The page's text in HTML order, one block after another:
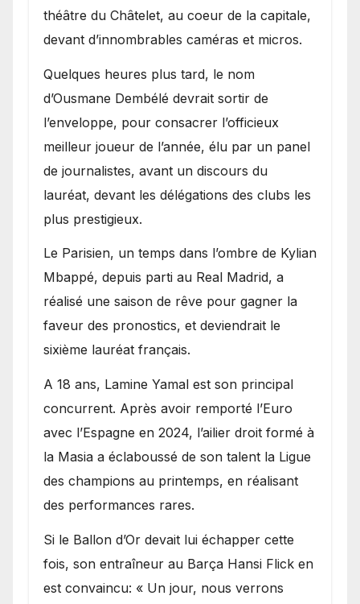
théâtre du Châtelet, au coeur de la capitale,
devant d’innombrables caméras et micros.
Quelques heures plus tard, le nom
d’Ousmane Dembélé devrait sortir de
l’enveloppe, pour consacrer l’officieux
meilleur joueur de l’année, élu par un panel
de journalistes, avant un discours du
lauréat, devant les délégations des clubs les
plus prestigieux.
Le Parisien, un temps dans l’ombre de Kylian
Mbappé, depuis parti au Real Madrid, a
réalisé une saison de rêve pour gagner la
faveur des pronostics, et deviendrait le
sixième lauréat français.
A 18 ans, Lamine Yamal est son principal
concurrent. Après avoir remporté l’Euro
avec l’Espagne en 2024, l’ailier droit formé à
la Masia a éclaboussé de son talent la Ligue
des champions au printemps, en réalisant
des performances rares.
Si le Ballon d’Or devait lui échapper cette
fois, son entraîneur au Barça Hansi Flick en
est convaincu: « Un jour, nous verrons